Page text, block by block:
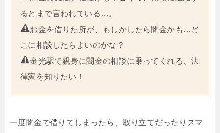
るとまで言われている…。
お金を借りた所が、もしかしたら闇金かも…ど
こに相談したらよいのかな？
金光駅で親身に闇金の相談に乗ってくれる、法
律家を知りたい！
一度闇金で借りてしまったら、取り立てだったりスマ